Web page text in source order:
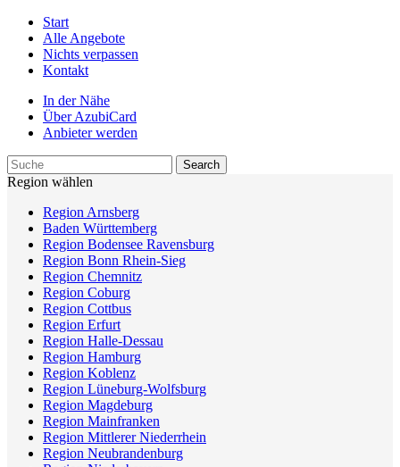
Start
Alle Angebote
Nichts verpassen
Kontakt
In der Nähe
Über AzubiCard
Anbieter werden
Region wählen
Region Arnsberg
Baden Württemberg
Region Bodensee Ravensburg
Region Bonn Rhein-Sieg
Region Chemnitz
Region Coburg
Region Cottbus
Region Erfurt
Region Halle-Dessau
Region Hamburg
Region Koblenz
Region Lüneburg-Wolfsburg
Region Magdeburg
Region Mainfranken
Region Mittlerer Niederrhein
Region Neubrandenburg